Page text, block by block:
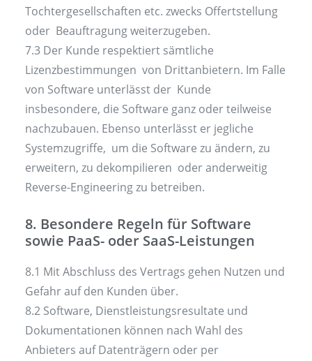
Tochtergesellschaften etc. zwecks Offertstellung
oder Beauftragung weiterzugeben.
7.3 Der Kunde respektiert sämtliche
Lizenzbestimmungen von Drittanbietern. Im Falle
von Software unterlässt der Kunde
insbesondere, die Software ganz oder teilweise
nachzubauen. Ebenso unterlässt er jegliche
Systemzugriffe, um die Software zu ändern, zu
erweitern, zu dekompilieren oder anderweitig
Reverse-Engineering zu betreiben.
8. Besondere Regeln für Software
sowie PaaS- oder SaaS-Leistungen
8.1 Mit Abschluss des Vertrags gehen Nutzen und
Gefahr auf den Kunden über.
8.2 Software, Dienstleistungsresultate und
Dokumentationen können nach Wahl des
Anbieters auf Datenträgern oder per